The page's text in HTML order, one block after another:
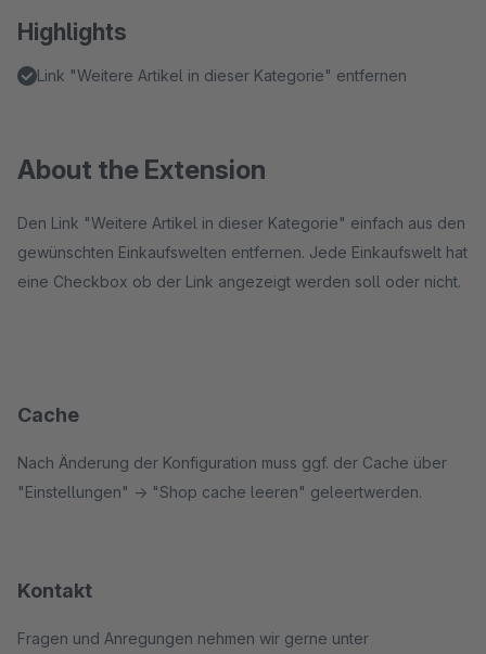
Highlights
Link "Weitere Artikel in dieser Kategorie" entfernen
About the Extension
Den Link "Weitere Artikel in dieser Kategorie" einfach aus den
gewünschten Einkaufswelten entfernen. Jede Einkaufswelt hat
eine Checkbox ob der Link angezeigt werden soll oder nicht.
Cache
Nach Änderung der Konfiguration muss ggf. der Cache über
"Einstellungen" -> "Shop cache leeren" geleertwerden.
Kontakt
Fragen und Anregungen nehmen wir gerne unter